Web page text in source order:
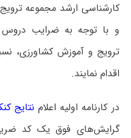
کارشناسی ارشد مجموعه
و با توجه به ضرایب دروس
ترویج و آموزش کشاورزی،
اقدام نمایند.
در کارنامه اولیه اعلام نتایج
گرایش‌های فوق یک کد